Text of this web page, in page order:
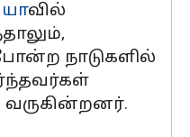
வில்
நாடுகளில்
வருகின்றனர்.